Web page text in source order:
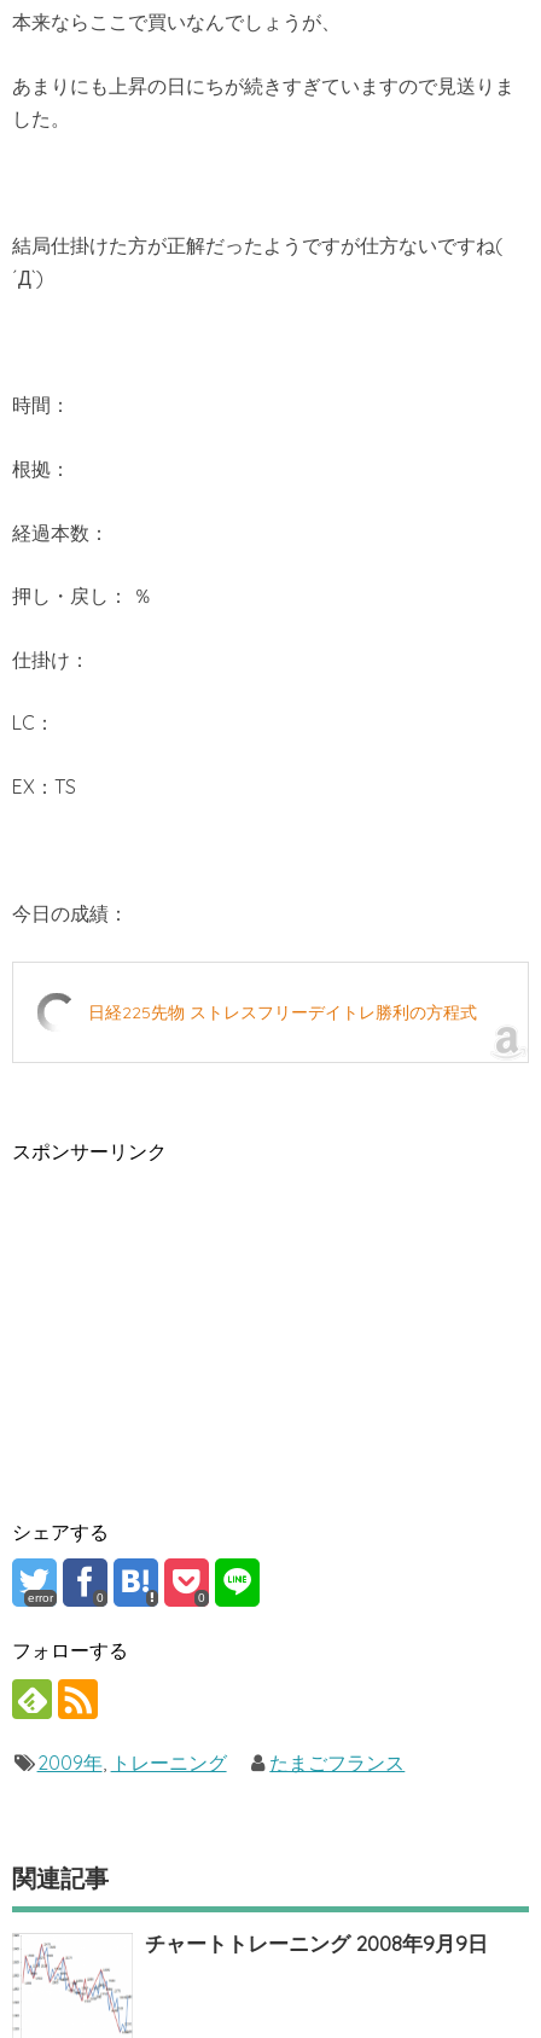
本来ならここで買いなんでしょうが、
あまりにも上昇の日にちが続きすぎていますので見送りま
した。
結局仕掛けた方が正解だったようですが仕方ないですね(
´Д`)
時間：
根拠：
経過本数：
押し・戻し： ％
仕掛け：
LC：
EX：TS
今日の成績：
日経225先物 ストレスフリーデイトレ勝利の方程式
スポンサーリンク
シェアする
error 0 0
フォローする
2009年, トレーニング たまごフランス
関連記事
チャートトレーニング 2008年9月9日